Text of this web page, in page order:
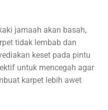
jamaah akan basah,
tidak lembab dan
keset pada pintu
untuk mencegah agar
karpet lebih awet